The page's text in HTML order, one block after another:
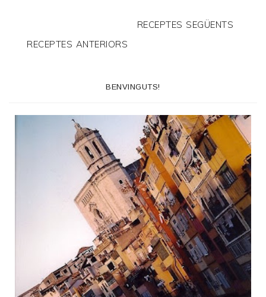
RECEPTES SEGÜENTS
RECEPTES ANTERIORS
BENVINGUTS!